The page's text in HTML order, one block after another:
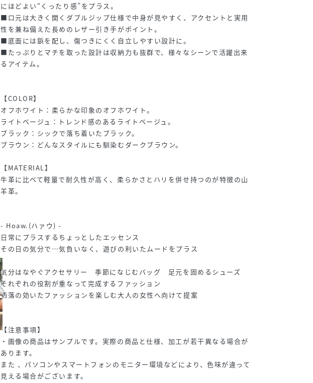
153cm / F
にほどよい“くったり感”をプラス。
■口元は大きく開くダブルジップ仕様で中身が見やすく、アクセントと実用
性を兼ね備えた長めのレザー引き手がポイント。
■底面には鋲を配し、傷つきにくく自立しやすい設計に。
■たっぷりとマチを取った設計は収納力も抜群で、様々なシーンで活躍出来
るアイテム。
【COLOR】
オフホワイト：柔らかな印象のオフホワイト。
ライトベージュ：トレンド感のあるライトベージュ。
ブラック：シックで落ち着いたブラック。
ブラウン：どんなスタイルにも馴染むダークブラウン。
【MATERIAL】
牛革に比べて軽量で耐久性が高く、柔らかさとハリを併せ持つのが特徴の山
羊革。
- Hoaw.(ハァウ) -
日常にプラスするちょっとしたエッセンス
その日の気分で…気負いなく、遊びの利いたムードをプラス
気分はなやぐアクセサリー 季節になじむバッグ 足元を固めるシューズ
それぞれの役割が重なって完成するファッション
洒落の効いたファッションを楽しむ大人の女性へ向けて提案
【注意事項】
・画像の商品はサンプルです。実際の商品と仕様、加工が若干異なる場合が
あります。
また 、パソコンやスマートフォンのモニター環境などにより、色味が違って
見える場合がございます。